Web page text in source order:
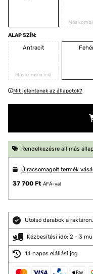
Más
ALAP SZÍN:
Antracit
Más kombináció
Mit jelentenek az állapotok?
Rendelkezésre áll más
Újracsomagolt termék
37 700 Ft ÁFÁ-val
Utolsó darabok a raktáron.
Kézbesítési idő: 2 - 3
14 napos elállási jog